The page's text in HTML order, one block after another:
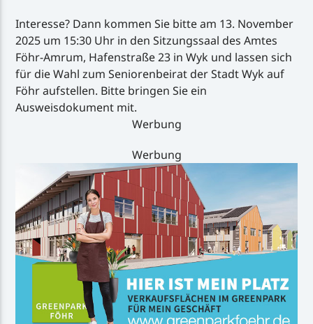
Interesse? Dann kommen Sie bitte am 13. November
2025 um 15:30 Uhr in den Sitzungssaal des Amtes
Föhr-Amrum, Hafenstraße 23 in Wyk und lassen sich
für die Wahl zum Seniorenbeirat der Stadt Wyk auf
Föhr aufstellen. Bitte bringen Sie ein
Ausweisdokument mit.
Werbung
Werbung